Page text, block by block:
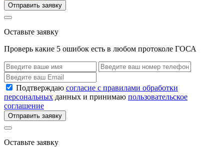
Отправить заявку
Оставьте заявку
Проверь какие 5 ошибок есть в любом протоколе ГОСА
Подтверждаю согласие с правилами обработки
персональных данных и принимаю пользовательское
соглашение
Отправить заявку
Оставьте заявку